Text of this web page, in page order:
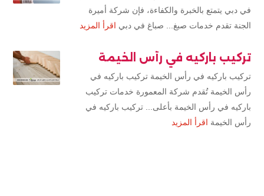
في دبي يتمتع بالخبرة والكفاءة، فإن شركة أميرة
الجنة تقدم خدمات صبغ... صباغ في دبي اقرأ المزيد
تركيب باركيه في رأس الخيمة
تركيب باركيه في رأس الخيمة تركيب باركيه في
رأس الخيمة تُقدم شركة المعمورة خدمات تركيب
باركيه في رأس الخيمة بأعلى... تركيب باركيه في
رأس الخيمة اقرأ المزيد